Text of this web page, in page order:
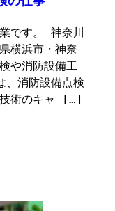
です。 神奈川
横浜市・神奈
や消防設備工
、消防設備点検
技術のキャ […]